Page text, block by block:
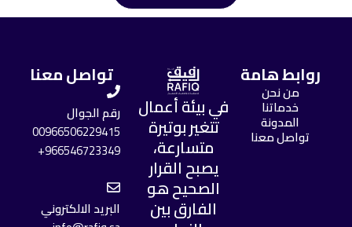
روابط هامة
من نحن
خدماتنا
المدونة
تواصل معنا
في بيئة أعمال
تتغير بوتيرة
متسارعة،
يصبح القرار
الصحيح هو
الفارق بين
تواصل معنا
رقم الجوال
00966506229415
966546723349+
البريد الالكتروني